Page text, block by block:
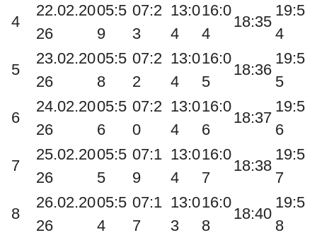
4
22.02.20
26
05:5
9
07:2
3
13:0
4
16:0
4
18:35
19:5
4
5
23.02.20
26
05:5
8
07:2
2
13:0
4
16:0
5
18:36
19:5
5
6
24.02.20
26
05:5
6
07:2
0
13:0
4
16:0
6
18:37
19:5
6
7
25.02.20
26
05:5
5
07:1
9
13:0
4
16:0
7
18:38
19:5
7
8
26.02.20
26
05:5
4
07:1
7
13:0
3
16:0
8
18:40
19:5
8